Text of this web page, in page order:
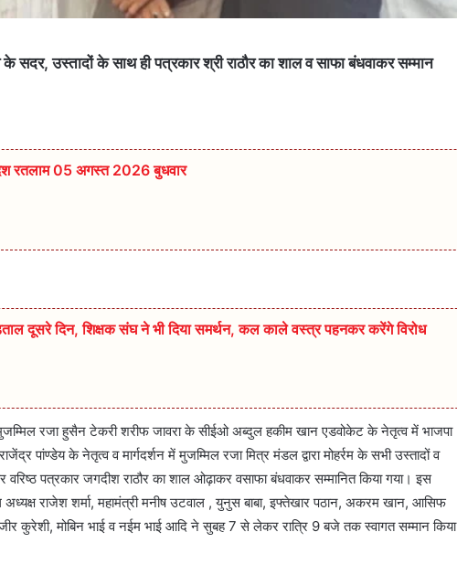
के सदर, उस्तादों के साथ ही पत्रकार श्री राठौर का शाल व साफा बंधवाकर सम्मान
रतलाम 05 अगस्त 2026 बुधवार
दूसरे दिन, शिक्षक संघ ने भी दिया समर्थन, कल काले वस्त्र पहनकर करेंगे विरोध
रजा हुसैन टेकरी शरीफ जावरा के सीईओ अब्दुल हकीम खान एडवोकेट के नेतृत्व में भाजपा
पांण्डेय के नेतृत्व व मार्गदर्शन में मुजम्मिल रजा मित्र मंडल द्वारा मोहर्रम के सभी उस्तादों व
वरिष्ठ पत्रकार जगदीश राठौर का शाल ओढ़ाकर वसाफा बंधवाकर सम्मानित किया गया। इस
अध्यक्ष राजेश शर्मा, महामंत्री मनीष उटवाल , युनुस बाबा, इफ्तेखार पठान, अकरम खान, आसिफ
कुरेशी, मोबिन भाई व नईम भाई आदि ने सुबह 7 से लेकर रात्रि 9 बजे तक स्वागत सम्मान किया